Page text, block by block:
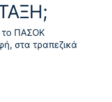
το ΠΑΣΟΚ
στα τραπεζικά